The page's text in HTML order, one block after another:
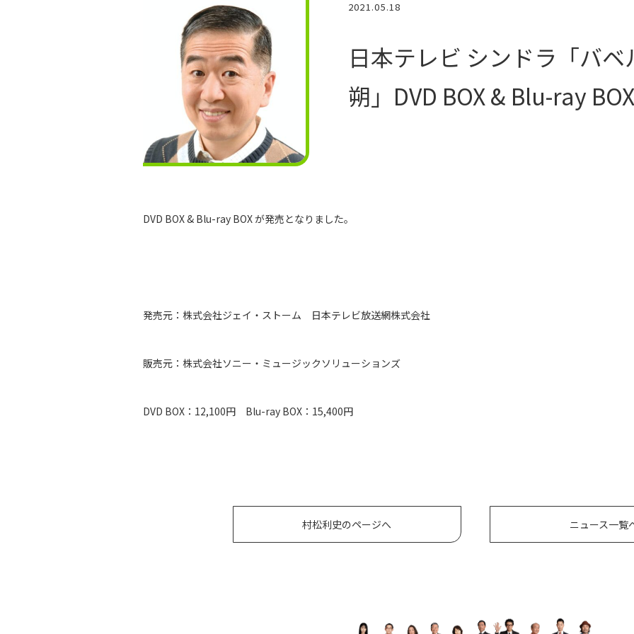
2021.05.18
日本テレビ シンドラ「バベ
朔」DVD BOX & Blu-ray BOX
DVD BOX & Blu-ray BOX が発売となりました。
発売元：株式会社ジェイ・ストーム 日本テレビ放送網株式会社
販売元：株式会社ソニー・ミュージックソリューションズ
DVD BOX：12,100円 Blu-ray BOX：15,400円
村松利史のページへ ニュース一覧